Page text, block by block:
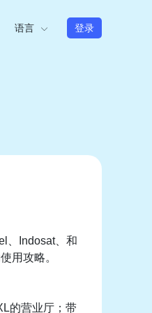
语言 登录
、Indosat、和
用攻略。
的营业厅；带